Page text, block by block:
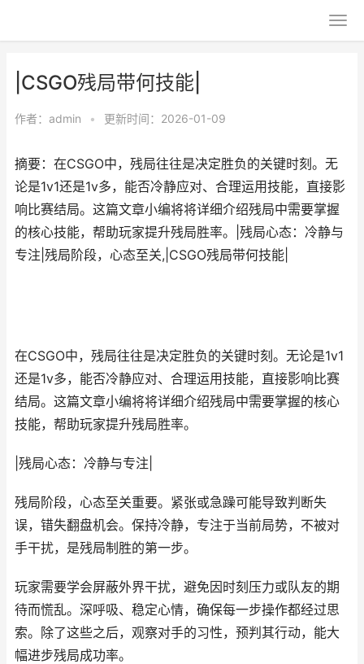
|CSGO残局带何技能|
作者： admin • 更新时间：2026-01-09
摘要：在CSGO中，残局往往是决定胜负的关键时刻。无
论是1v1还是1v多，能否冷静应对、合理运用技能，直接影
响比赛结局。这篇文章小编将将详细介绍残局中需要掌握
的核心技能，帮助玩家提升残局胜率。|残局心态：冷静与
专注|残局阶段，心态至关,|CSGO残局带何技能|
在CSGO中，残局往往是决定胜负的关键时刻。无论是1v1
还是1v多，能否冷静应对、合理运用技能，直接影响比赛
结局。这篇文章小编将将详细介绍残局中需要掌握的核心
技能，帮助玩家提升残局胜率。
|残局心态：冷静与专注|
残局阶段，心态至关重要。紧张或急躁可能导致判断失
误，错失翻盘机会。保持冷静，专注于当前局势，不被对
手干扰，是残局制胜的第一步。
玩家需要学会屏蔽外界干扰，避免因时刻压力或队友的期
待而慌乱。深呼吸、稳定心情，确保每一步操作都经过思
索。除了这些之后，观察对手的习性，预判其行动，能大
幅进步残局成功率。